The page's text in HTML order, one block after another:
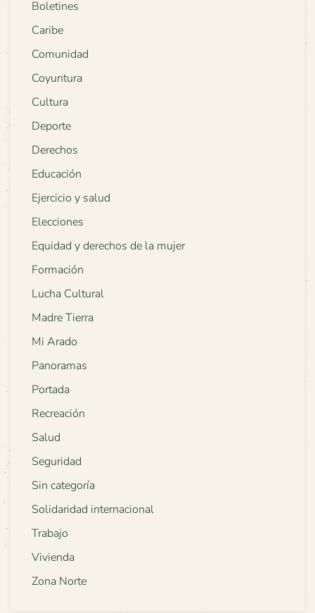
Boletines
Caribe
Comunidad
Coyuntura
Cultura
Deporte
Derechos
Educación
Ejercicio y salud
Elecciones
Equidad y derechos de la mujer
Formación
Lucha Cultural
Madre Tierra
Mi Arado
Panoramas
Portada
Recreación
Salud
Seguridad
Sin categoría
Solidaridad internacional
Trabajo
Vivienda
Zona Norte